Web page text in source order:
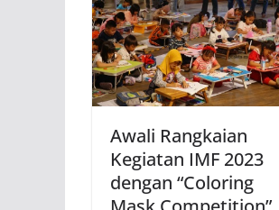
Awali Rangkaian
Kegiatan IMF 2023
dengan “Coloring